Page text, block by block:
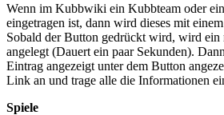
Wenn im Kubbwiki ein Kubbteam oder
eingetragen ist, dann wird dieses mit
Sobald der Button gedrückt wird, wird ein
angelegt (Dauert ein paar Sekunden).
Eintrag angezeigt unter dem Button
Link an und trage alle die Informationen
Spiele